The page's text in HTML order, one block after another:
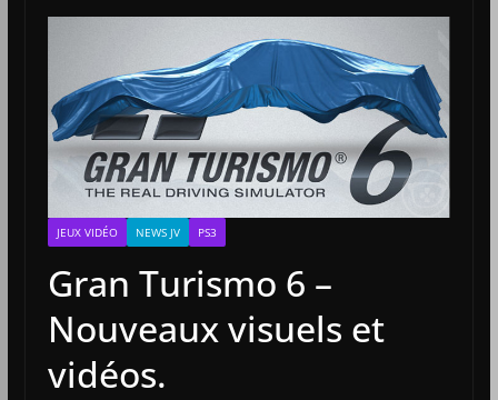
JEUX VIDÉO NEWS JV PS3
Gran Turismo 6 –
Nouveaux visuels et
vidéos.